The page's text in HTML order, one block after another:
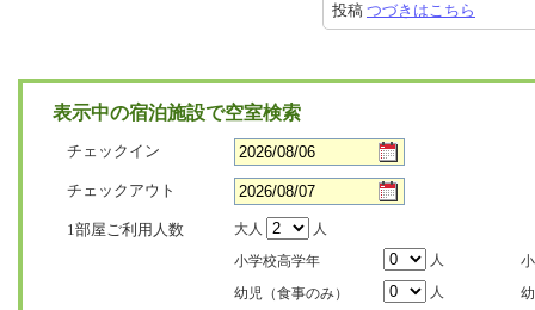
投稿 つづきはこちら
表示中の宿泊施設で空室検索
チェックイン
チェックアウト
1部屋ご利用人数 大人
人
小学校高学年
人
幼児（食事のみ）
人